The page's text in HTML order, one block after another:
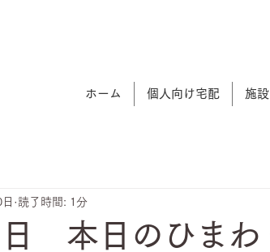
ホーム 個人向け宅配 施
日 本日のひまわ
読了時間: 1分